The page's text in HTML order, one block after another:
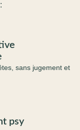
sans jugement et
psy